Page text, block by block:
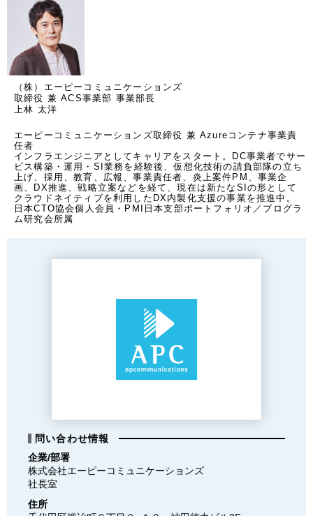
（株）エーピーコミュニケーションズ
取締役 兼 ACS事業部 事業部長
上林 太洋
エーピーコミュニケーションズ取締役 兼 Azureコンテナ事業責
任者
インフラエンジニアとしてキャリアをスタート。DC事業者でサー
ビス構築・運用・SI業務を経験後、仮想化技術の請負部隊の立ち
上げ、採用、教育、広報、事業責任者、炎上案件PM、事業企
画、DX推進、戦略立案などを経て、現在は新たなSIの形として
クラウドネイティブを利用したDX内製化支援の事業を推進中。
日本CTO協会個人会員・PMI日本支部ポートフォリオ／プログラ
ム研究会所属
問い合わせ情報
企業/部署
株式会社エーピーコミュニケーションズ
社長室
住所